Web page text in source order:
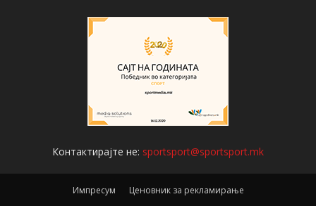
Контактирајте не: sportsport@sportsport.mk
Импресум Ценовник за рекламирање